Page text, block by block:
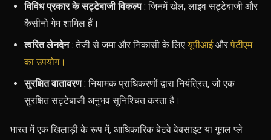
विविध प्रकार के सट्टेबाजी विकल्प: जिनमें खेल, लाइव सट्टेबाजी और
कैसीनो गेम शामिल हैं।
त्वरित लेनदेन:तेजी से जमा और निकासी के लिएयूपीआईऔरपेटीएम
का उपयोग।
सुरक्षित वातावरण: नियामक प्राधिकरणों द्वारा नियंत्रित, जो एक
सुरक्षित सट्टेबाजी अनुभव सुनिश्चित करता है।
भारत में एक खिलाड़ी के रूप में, आधिकारिक बेटवे वेबसाइट या गूगल प्ले